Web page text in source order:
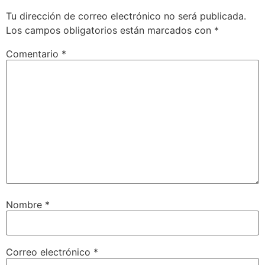
Tu dirección de correo electrónico no será publicada.
Los campos obligatorios están marcados con *
Comentario *
Nombre *
Correo electrónico *